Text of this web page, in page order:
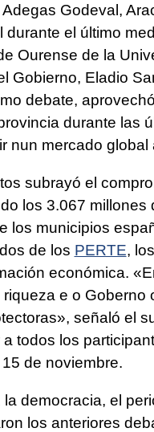
Godeval,
durante el último
Ourense de la
Gobierno, Eladio
debate,
durante las
nun mercado global
subrayó el
los 3.067
los municipios
de los PERTE,
económica.
e o
señaló el
todos los
de noviembre.
democracia, el
los anteriores